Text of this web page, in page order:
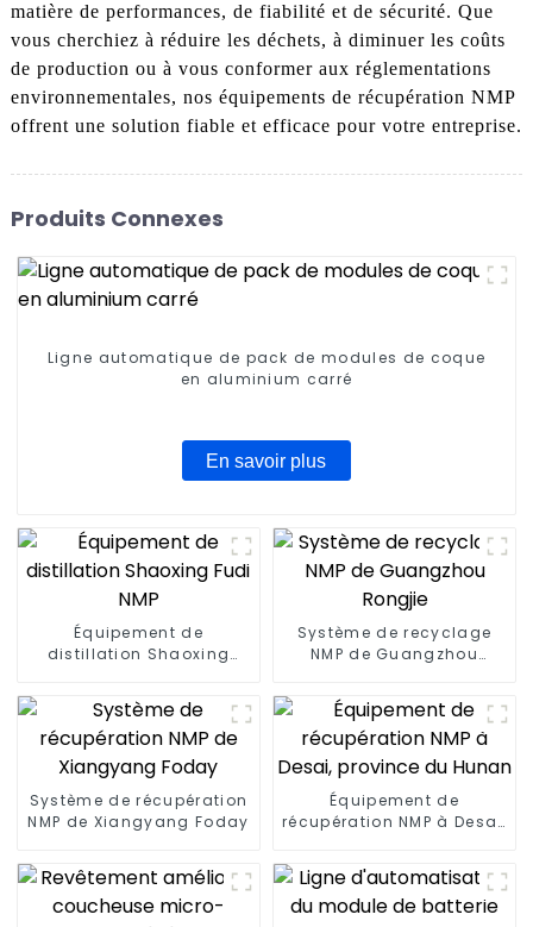
matière de performances, de fiabilité et de sécurité. Que
vous cherchiez à réduire les déchets, à diminuer les coûts
de production ou à vous conformer aux réglementations
environnementales, nos équipements de récupération NMP
offrent une solution fiable et efficace pour votre entreprise.
Produits Connexes
Ligne automatique de pack de modules de coque
en aluminium carré
En savoir plus
Équipement de
distillation Shaoxing
Système de recyclage
NMP de Guangzhou
Système de récupération
NMP de Xiangyang Foday
Équipement de
récupération NMP à Desai,